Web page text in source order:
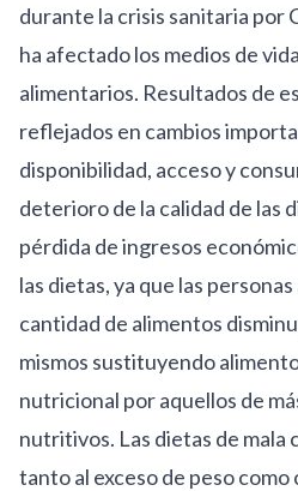
durante la crisis sanitaria por
ha afectado los medios de
alimentarios. Resultados de
reflejados en cambios
disponibilidad, acceso y
deterioro de la calidad de las
pérdida de ingresos
las dietas, ya que las
cantidad de alimentos
mismos sustituyendo
nutricional por aquellos de
nutritivos. Las dietas de mala
tanto al exceso de peso como